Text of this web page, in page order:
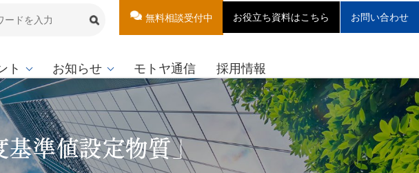
無料相談受付中 お役立ち資料はこちら お問い合わせ
ト お知らせ モトヤ通信 採用情報
基準値設定物質」